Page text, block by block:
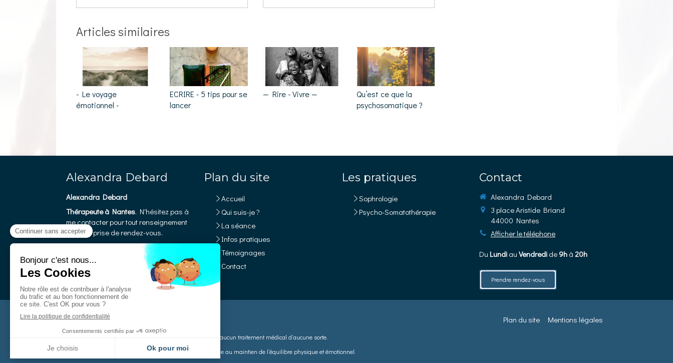
Articles similaires
- Le voyage
émotionnel -
ECRIRE - 5 tips pour se
lancer
— Rire - Vivre —
Qu’est ce que la
psychosomatique ?
Alexandra Debard
Alexandra Debard
Thérapeute à Nantes. N'hésitez pas à
me contacter pour tout renseignement
ou toute prise de rendez-vous.
Plan du site
Accueil
Qui suis-je ?
La séance
Infos pratiques
Témoignages
Contact
Les pratiques
Sophrologie
Psycho-Somatothérapie
Contact
Alexandra Debard
3 place Aristide Briand
44000 Nantes
Afficher le téléphone
Du Lundi au Vendredi de 9h à 20h
Prendre rendez-vous
©2018 Alexandra Debard - Thérapeute Nantes
Plan du site Mentions légales
La Sophrologie ne se substitue pas à un avis médical, ni à aucun traitement médical d’aucune sorte.
Mais de nombreux médecins la conseillent car elle contribue au maintien de l’équilibre physique et émotionnel.